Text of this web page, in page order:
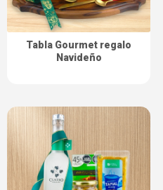
Tabla Gourmet regalo
Navideño